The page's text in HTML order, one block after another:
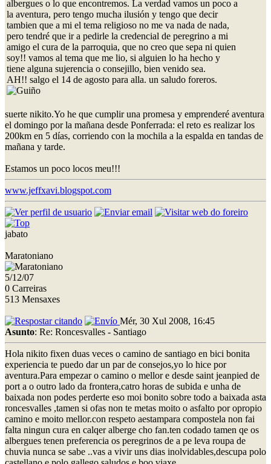
albergues o lo que encontremos. La verdad vamos un poco a
la aventura, pero tengo mucha ilusión y tengo que decir
tambien que a mi el tema religioso no me va nada de nada,
pero tendré que ir a pedirle la credencial de peregrino a mi
amigo el cura de la parroquia, que no creo que sepa ni quien
soy!! vamos al tema que me lio, si alguien lo ha hecho y
tiene alguna sujerencia o consejillo, bien venido sea.
AH!! salgo el 14 de agosto para alla. un saludo foreros.
suerte nikito.Yo he que cumplir una promesa y emprenderé aventura
el domingo por la mañana desde Ponferrada: el reto es realizar los
200km en 5 días, corriendo con la mochila a la espalda en tandas de
mañana y tarde.
Estamos un poco locos meu!!!
www.jeffxavi.blogspot.com
jabato
Maratoniano
5/12/07
0 Carreiras
513 Mensaxes
Mér, 30 Xul 2008, 16:45
Asunto: Re: Roncesvalles - Santiago
Hola nikito fixen duas veces o camino de santiago en bici bonita
experiencia te puedo dar un par de consejos,yo lo hice por
aventura.Para empezar o camino o mellor e desde saint jeanpied de
port a o outro lado da frontera,catro horas de subida e unha de
baixada non podes perderte eso moi bonito sobre todo a baixada asta
roncesvalles ,tamen si ofas non te metas moito o asfalto por opropio
camino e moito mellor.con respeto aestampara compostela non fai
falta ningun cura en calqer alberge cho fan.ten codado tamen qe os
albergues tenen preferencia os peregrinos de a pe leva roupa de
chuvia nunca se sabe ..vas a vivir uns dias inolvidables,descupa polo